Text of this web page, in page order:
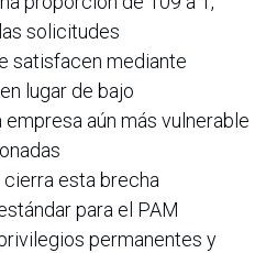
solicitudes
satisfacen mediante
lugar de bajo
empresa aún más vulnerable
esta brecha
para el PAM
permanentes y